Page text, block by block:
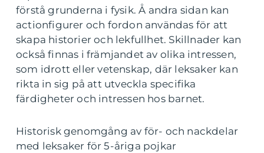
förstå grunderna i fysik. Å andra sidan kan
actionfigurer och fordon användas för att
skapa historier och lekfullhet. Skillnader kan
också finnas i främjandet av olika intressen,
som idrott eller vetenskap, där leksaker kan
rikta in sig på att utveckla specifika
färdigheter och intressen hos barnet.
Historisk genomgång av för- och nackdelar
med leksaker för 5-åriga pojkar